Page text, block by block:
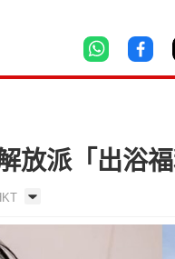
放派「出浴